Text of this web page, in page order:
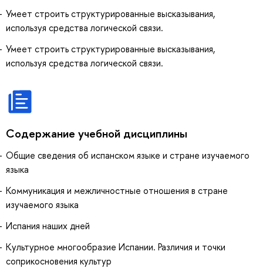
Умеет строить структурированные высказывания,
используя средства логической связи.
Умеет строить структурированные высказывания,
используя средства логической связи.
Содержание учебной дисциплины
Общие сведения об испанском языке и стране изучаемого
языка
Коммуникация и межличностные отношения в стране
изучаемого языка
Испания наших дней
Культурное многообразие Испании. Различия и точки
соприкосновения культур